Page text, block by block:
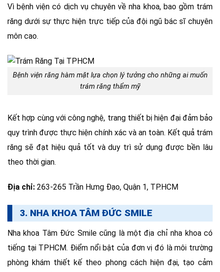
Vì bệnh viện có dịch vụ chuyên về nha khoa, bao gồm trám
răng dưới sự thực hiện trực tiếp của đội ngũ bác sĩ chuyên
môn cao.
Bệnh viện răng hàm mặt lựa chọn lý tưởng cho những ai muốn
trám răng thẩm mỹ
Kết hợp cùng với công nghệ, trang thiết bị hiện đại đảm bảo
quy trình được thực hiện chính xác và an toàn. Kết quả trám
răng sẽ đạt hiệu quả tốt và duy trì sử dụng được bền lâu
theo thời gian.
Địa chỉ: 263-265 Trần Hưng Đạo, Quận 1, TP.HCM
3. NHA KHOA TÂM ĐỨC SMILE
Nha khoa Tâm Đức Smile cũng là một địa chỉ nha khoa có
tiếng tại TPHCM. Điểm nổi bật của đơn vị đó là môi trường
phòng khám thiết kế theo phong cách hiện đại, tạo cảm